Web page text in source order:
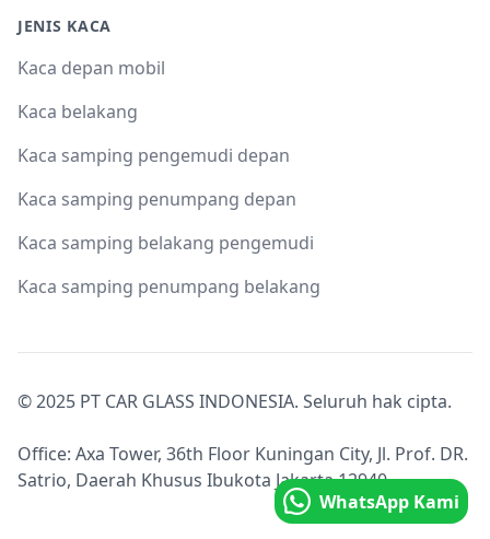
JENIS KACA
Kaca depan mobil
Kaca belakang
Kaca samping pengemudi depan
Kaca samping penumpang depan
Kaca samping belakang pengemudi
Kaca samping penumpang belakang
© 2025 PT CAR GLASS INDONESIA. Seluruh hak cipta.
Office: Axa Tower, 36th Floor Kuningan City, Jl. Prof. DR.
Satrio, Daerah Khusus Ibukota Jakarta 12940.
WhatsApp Kami